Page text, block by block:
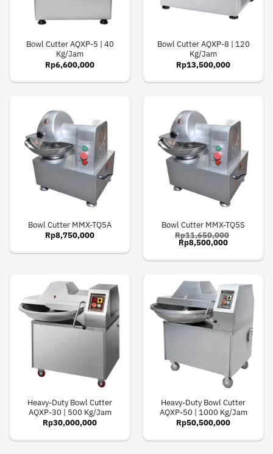
Bowl Cutter AQXP-5 | 40
Kg/Jam
Rp6,600,000
Bowl Cutter AQXP-8 | 120
Kg/Jam
Rp13,500,000
Bowl Cutter MMX-TQ5A
Rp8,750,000
Bowl Cutter MMX-TQ5S
Rp11,650,000
Original
price
Rp11,650,000.
Rp8,500,000Current
Heavy-Duty Bowl Cutter
AQXP-30 | 500 Kg/Jam
Rp30,000,000
Heavy-Duty Bowl Cutter
AQXP-50 | 1000 Kg/Jam
Rp50,500,000